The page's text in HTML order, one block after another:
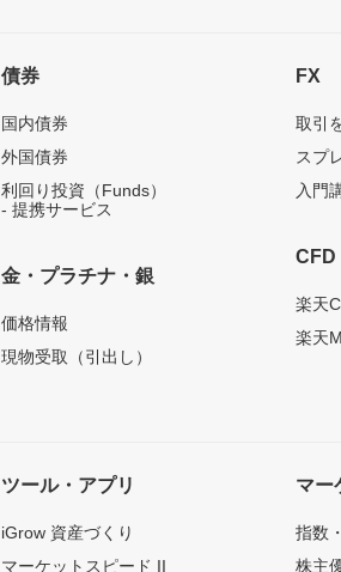
債券
国内債券
外国債券
利回り投資（Funds）
- 提携サービス
金・プラチナ・銀
価格情報
現物受取（引出し）
FX
取引
スプ
入門
CFD
楽天
楽天
ツール・アプリ
iGrow 資産づくり
マーケットスピード II
マー
指数
株主